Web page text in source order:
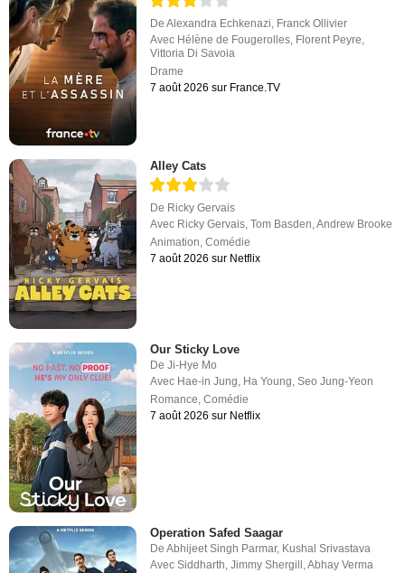
DeAlexandra Echkenazi, Franck Ollivier
Avec Hélène de Fougerolles, Florent Peyre,
Vittoria Di Savoia
Drame
7 août 2026 sur France.TV
Alley Cats
De Ricky Gervais
Avec Ricky Gervais ,Tom Basden ,Andrew Brooke
Animation ,Comédie
7 août 2026 sur Netflix
Our Sticky Love
DeJi-Hye Mo
Avec Hae-in Jung, Ha Young,Seo Jung-Yeon
Romance,Comédie
7 août 2026 sur Netflix
Operation Safed Saagar
DeAbhijeet Singh Parmar, Kushal Srivastava
AvecSiddharth,Jimmy Shergill ,Abhay Verma